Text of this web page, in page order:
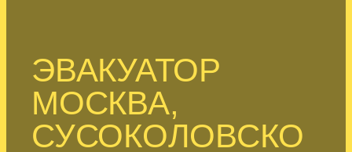
ЭВАКУАТОР
МОСКВА,
СУСОКОЛОВСКО